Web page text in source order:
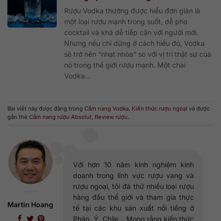
Rượu Vodka thường được hiểu đơn giản là
một loại rượu mạnh trong suốt, dễ pha
cocktail và khá dễ tiếp cận với người mới.
Nhưng nếu chỉ dừng ở cách hiểu đó, Vodka
sẽ trở nên “nhạt nhòa” so với vị trí thật sự của
nó trong thế giới rượu mạnh. Một chai
Vodka...
Bài viết này được đăng trong Cẩm nang Vodka, Kiến thức rượu ngoại và được
gắn thẻ Cẩm nang rượu Absolut, Review rượu.
Martin Hoang
Với hơn 10 năm kinh nghiệm kinh
doanh trong lĩnh vực rượu vang và
rượu ngoại, tôi đã thử nhiều loại rượu
hàng đầu thế giới và tham gia thực
tế tại các khu sản xuất nổi tiếng ở
Pháp, Ý, Chile... Mong rằng kiến thức